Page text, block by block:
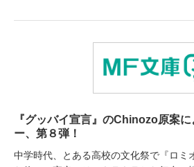
『グッバイ宣言』のChinozo原案
ー、第８弾！
中学時代、とある高校の文化祭で『ロミ